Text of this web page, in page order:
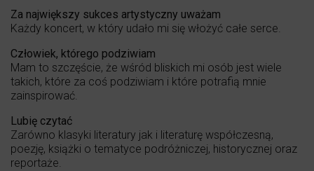
Za największy sukces artystyczny uważam
Każdy koncert, w który udało mi się włożyć całe serce.
Człowiek, którego podziwiam
Mam to szczęście, że wśród bliskich mi osób jest wiele
takich, które za coś podziwiam i które potrafią mnie
zainspirować.
Lubię czytać
Zarówno klasyki literatury jak i literaturę współczesną,
poezję, książki o tematyce podróżniczej, historycznej oraz
reportaże.